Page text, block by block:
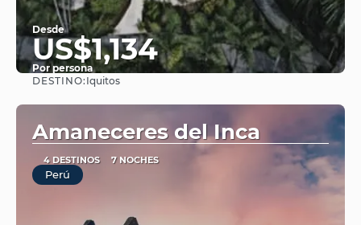
Desde
US$1,134
Por persona
DESTINO: Iquitos
Amaneceres del Inca
4 DESTINOS 7 NOCHES
Perú